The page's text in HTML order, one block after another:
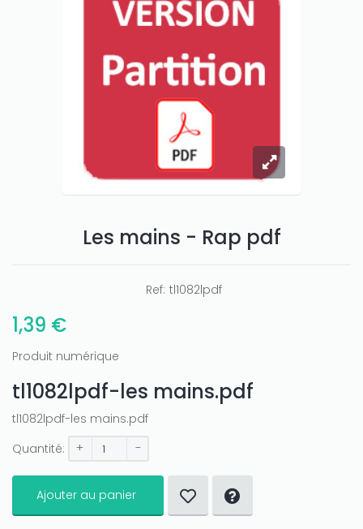
Les mains - Rap pdf
Ref: tl1082lpdf
1,39 €
Produit numérique
tl1082lpdf-les mains.pdf
tl1082lpdf-les mains.pdf
Quantité:
+ -
Ajouter au panier